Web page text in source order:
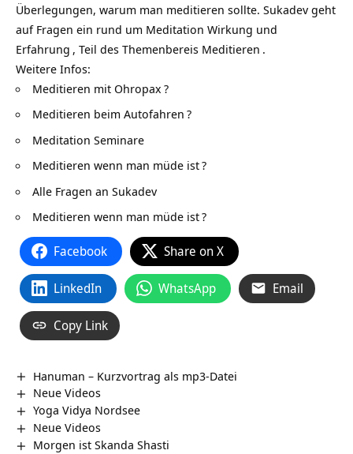
Überlegungen, warum man meditieren sollte. Sukadev geht
auf Fragen ein rund um Meditation Wirkung und
Erfahrung , Teil des Themenbereis Meditieren .
Weitere Infos:
Meditieren mit Ohropax ?
Meditieren beim Autofahren ?
Meditation Seminare
Meditieren wenn man müde ist?
Alle Fragen an Sukadev
Meditieren wenn man müde ist?
Facebook Share on X
LinkedIn WhatsApp Email
Copy Link
Hanuman – Kurzvortrag als mp3-Datei
Neue Videos
Yoga Vidya Nordsee
Neue Videos
Morgen ist Skanda Shasti